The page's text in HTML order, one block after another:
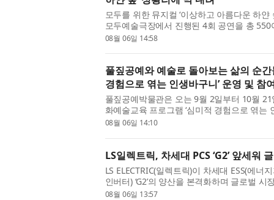
모두를 위한 뮤지컬 ‘이상하고 아름다운 하
모두예술극장에서 진행된 4회 공연을 총
화예술위원회 2026 어린이·청소년을 위한
08월 06일 14:58
풀짚공예와 예술로 돌아보는 삶의 순
경험으로 엮는 인생바구니’ 운영 및 참
풀짚공예박물관은 오는 9월 2일부터 10월
화예술교육 프로그램 ‘심미적 경험으로 엮는
그램은 2026 꿈다락 문화예술학교 중장년
08월 06일 14:10
LS일렉트릭, 차세대 PCS ‘G2’ 앞세워
LS ELECTRIC(일렉트릭)이 차세대 ESS(에너
인버터) ‘G2’의 양산을 본격화하며 글로벌
지난 5일 충남 천안사업장 DC팩토리에서 구
08월 06일 13:57